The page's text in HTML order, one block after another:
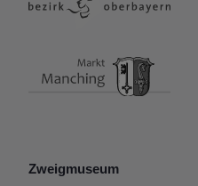
Zweigmuseum